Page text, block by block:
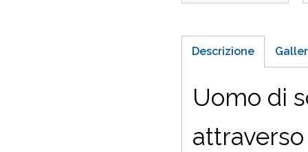
Descrizione
Uomo di